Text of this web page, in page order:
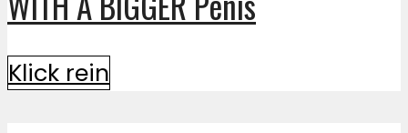
Klick rein